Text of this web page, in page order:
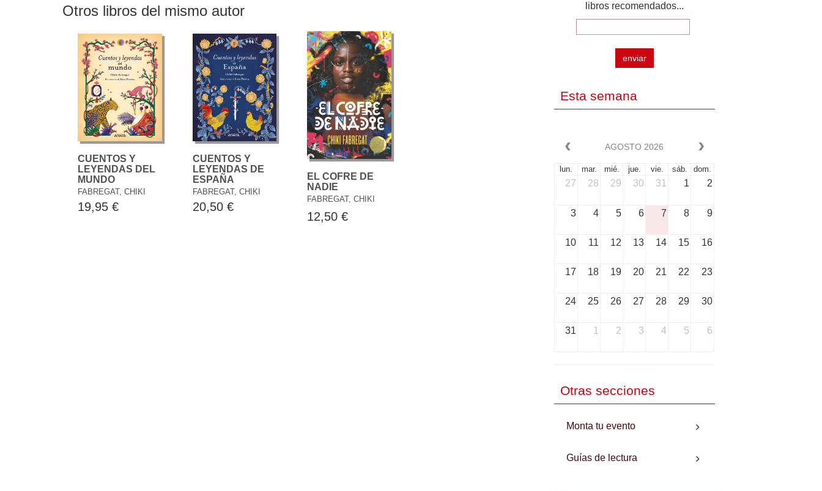
Otros libros del mismo autor
CUENTOS Y
LEYENDAS DEL
MUNDO
FABREGAT, CHIKI
19,95 €
CUENTOS Y
LEYENDAS DE
ESPAÑA
FABREGAT, CHIKI
20,50 €
EL COFRE DE
NADIE
FABREGAT, CHIKI
12,50 €
libros recomendados...
enviar
Esta semana
AGOSTO 2026
lun. mar. mié. jue. vie. sáb. dom.
27 28 29 30 31 1 2
3 4 5 6 7 8 9
10 11 12 13 14 15 16
17 18 19 20 21 22 23
24 25 26 27 28 29 30
31 1 2 3 4 5 6
Otras secciones
Monta tu evento
Guías de lectura